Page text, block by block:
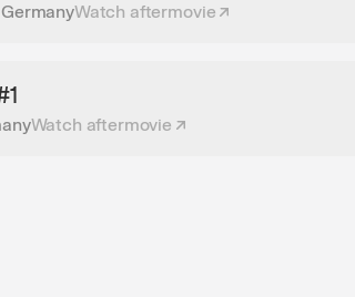
Watch aftermovie
Watch aftermovie